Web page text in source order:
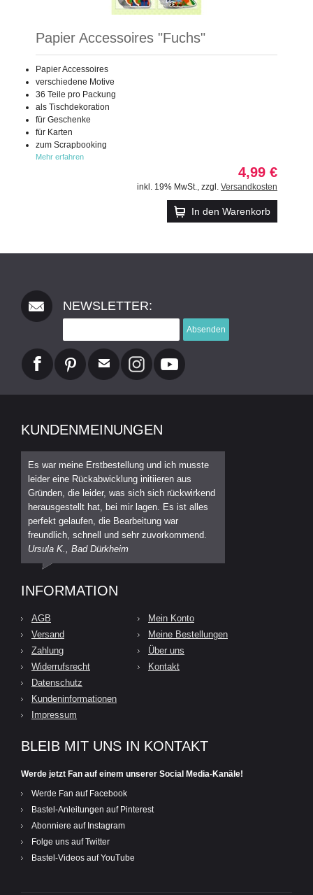
Papier Accessoires "Fuchs"
Papier Accessoires
verschiedene Motive
36 Teile pro Packung
als Tischdekoration
für Geschenke
für Karten
zum Scrapbooking
Mehr erfahren
4,99 €
inkl. 19% MwSt. zzgl. Versandkosten
In den Warenkorb
NEWSLETTER:
Absenden
KUNDENMEINUNGEN
Es war meine Erstbestellung und ich musste
leider eine Rückabwicklung initiieren aus
Gründen, die leider, was sich sich rückwirkend
herausgestellt hat, bei mir lagen. Es ist alles
perfekt gelaufen, die Bearbeitung war
freundlich, schnell und sehr zuvorkommend.
Ursula K., Bad Dürkheim
INFORMATION
AGB
Versand
Zahlung
Widerrufsrecht
Datenschutz
Kundeninformationen
Impressum
Mein Konto
Meine Bestellungen
Über uns
Kontakt
BLEIB MIT UNS IN KONTAKT
Werde jetzt Fan auf einem unserer Social Media-Kanäle!
Werde Fan auf Facebook
Bastel-Anleitungen auf Pinterest
Abonniere auf Instagram
Folge uns auf Twitter
Bastel-Videos auf YouTube